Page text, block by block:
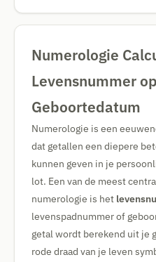
Numerologie
Levensnummer
Geboortedatum
Numerologie is een
dat getallen een diepere
kunnen geven in je
lot. Een van de meest
numerologie is het
levenspadnummer of
getal wordt berekend uit je
rode draad van je leven